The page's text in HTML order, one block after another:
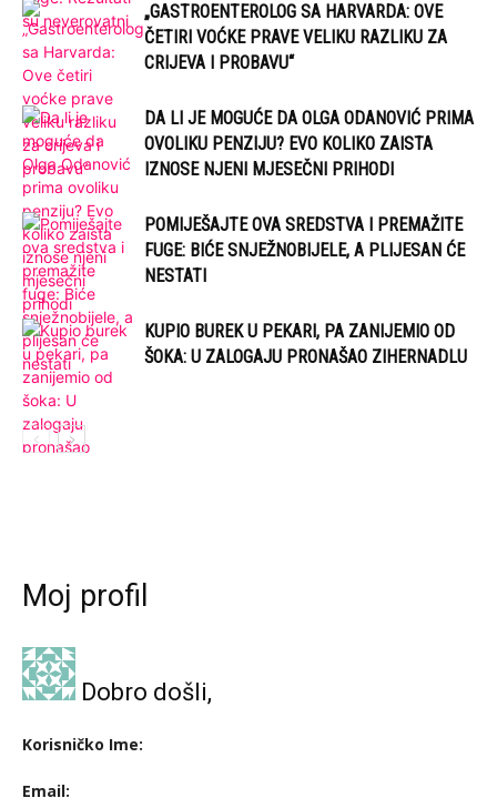
„GASTROENTEROLOG SA HARVARDA: OVE
ČETIRI VOĆKE PRAVE VELIKU RAZLIKU ZA
CRIJEVA I PROBAVU“
DA LI JE MOGUĆE DA OLGA ODANOVIĆ PRIMA
OVOLIKU PENZIJU? EVO KOLIKO ZAISTA
IZNOSE NJENI MJESEČNI PRIHODI
POMIJEŠAJTE OVA SREDSTVA I PREMAŽITE
FUGE: BIĆE SNJEŽNOBIJELE, A PLIJESAN ĆE
NESTATI
KUPIO BUREK U PEKARI, PA ZANIJEMIO OD
ŠOKA: U ZALOGAJU PRONAŠAO ZIHERNADLU
Moj profil
Dobro došli,
Korisničko Ime:
Email: